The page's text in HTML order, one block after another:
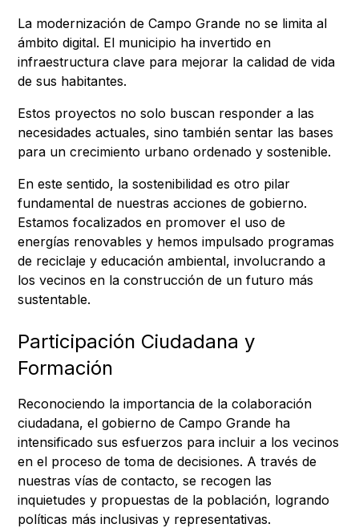
La modernización de Campo Grande no se limita al
ámbito digital. El municipio ha invertido en
infraestructura clave para mejorar la calidad de vida
de sus habitantes.
Estos proyectos no solo buscan responder a las
necesidades actuales, sino también sentar las bases
para un crecimiento urbano ordenado y sostenible.
En este sentido, la sostenibilidad es otro pilar
fundamental de nuestras acciones de gobierno.
Estamos focalizados en promover el uso de
energías renovables y hemos impulsado programas
de reciclaje y educación ambiental, involucrando a
los vecinos en la construcción de un futuro más
sustentable.
Participación Ciudadana y
Formación
Reconociendo la importancia de la colaboración
ciudadana, el gobierno de Campo Grande ha
intensificado sus esfuerzos para incluir a los vecinos
en el proceso de toma de decisiones. A través de
nuestras vías de contacto, se recogen las
inquietudes y propuestas de la población, logrando
políticas más inclusivas y representativas.